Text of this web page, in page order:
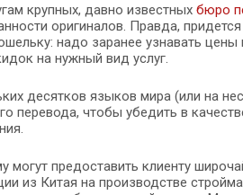
крупных, давно известных бюро
оригиналов. Правда,
надо заранее узнавать цены
на нужный вид услуг.
десятков языков мира (или на
перевода, чтобы убедить в
предоставить клиенту
из Китая на производстве